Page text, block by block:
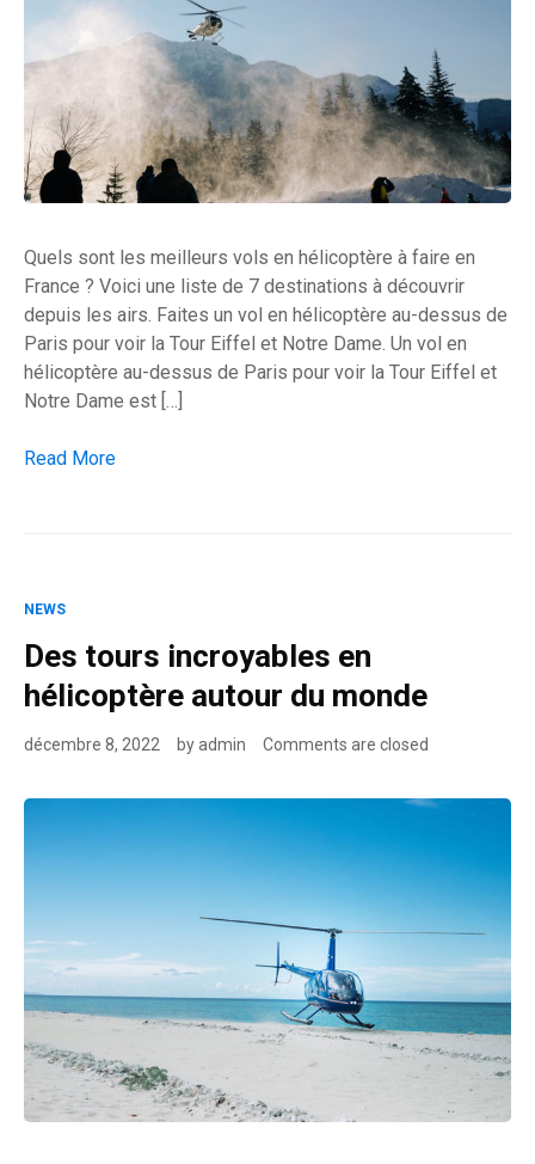
Quels sont les meilleurs vols en hélicoptère à faire en
France ? Voici une liste de 7 destinations à découvrir
depuis les airs. Faites un vol en hélicoptère au-dessus de
Paris pour voir la Tour Eiffel et Notre Dame. Un vol en
hélicoptère au-dessus de Paris pour voir la Tour Eiffel et
Notre Dame est […]
Les 7 meilleurs tours en hélicoptère à faire en France
Read More
NEWS
Des tours incroyables en
hélicoptère autour du monde
décembre 8, 2022 byadmin Comments are closed